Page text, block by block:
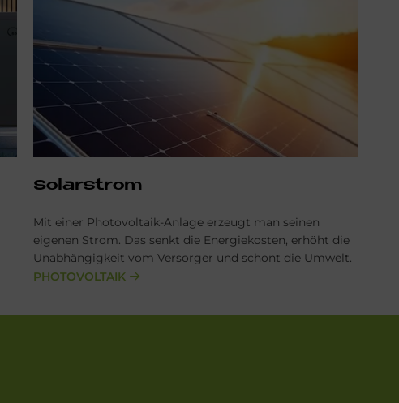
Solarstrom
Mit einer Photovoltaik-Anlage erzeugt man seinen
eigenen Strom. Das senkt die Energiekosten, erhöht die
Unabhängigkeit vom Versorger und schont die Umwelt.
PHOTOVOLTAIK